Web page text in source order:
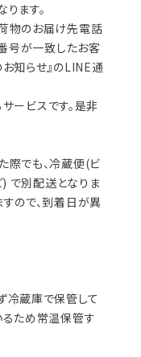
ます。
物のお届け先電話
号が一致したお客
知らせ』のLINE通
ービスです。是非
際でも、冷蔵便(ビ
で別配送となりま
ので、到着日が異
冷蔵庫で保管して
るため常温保管す